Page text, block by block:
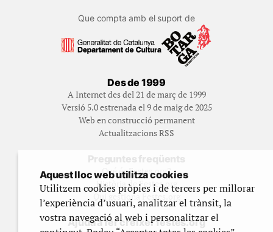
Que compta amb el suport de
Des de 1999
A Internet des del 21 de març de 1999
Versió 5.0 estrenada el 9 de maig de 2025
Web en construcció permanent
Actualitzacions RSS
Preguntes freqüents
Qué és Festes.org?
Història de Festes.org
Qui gestiona Festes.org
Ajuda a fer créixer festes.org
Aquest lloc web utilitza cookies
Utilitzem cookies pròpies i de tercers per millorar
l’experiència d’usuari, analitzar el trànsit, la
vostra navegació al web i personalitzar el